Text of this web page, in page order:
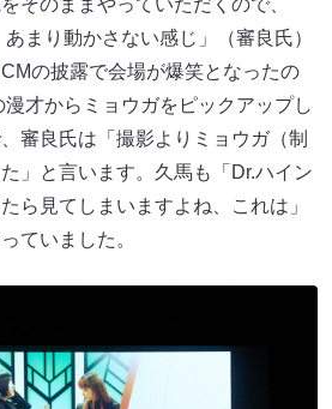
そのままやっていただくので、
あまり動かさない感じ」（審良氏）
の披露で会場が爆笑となったの
才からミョウガをピックアップし
審良氏は「撮影よりミョウガ（制
」と言います。久馬も「Dr.ハイン
ら見てしまいますよね、これは」
ていました。